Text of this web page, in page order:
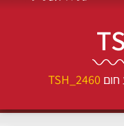
TSH_2460